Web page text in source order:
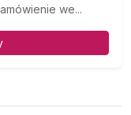
we...